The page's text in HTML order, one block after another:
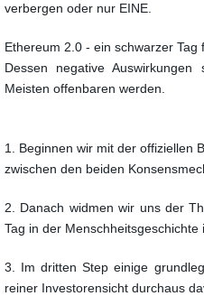
verbergen oder nur EINE.
Ethereum 2.0 - ein schwarzer Tag
Dessen negative
Meisten offenbaren werden.
1. Beginnen wir mit der offiziellen
zwischen den beiden
2. Danach widmen wir uns der
Tag in der Menschheitsgeschichte
3. Im dritten Step einige
reiner Investorensicht durchaus